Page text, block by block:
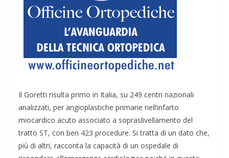
Il Goretti risulta primo in Italia, su 249 centri nazionali
analizzati, per angioplastiche primarie nell’infarto
miocardico acuto associato a sopraslivellamento del
tratto ST, con ben 423 procedure. Si tratta di un dato che,
più di altri, racconta la capacità di un ospedale di